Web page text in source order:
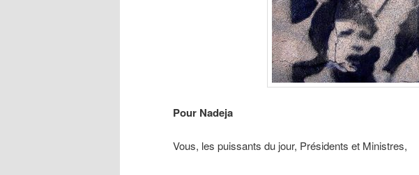
Pour Nadeja
Vous, les puissants du jour, Présidents et Ministres,